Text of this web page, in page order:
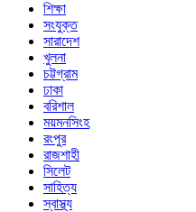
শিক্ষা
সংযুক্ত
সারাদেশ
খুলনা
চট্টগ্রাম
ঢাকা
বরিশাল
ময়মনসিংহ
রংপুর
রাজশাহী
সিলেট
সাহিত্য
স্বাস্থ্য